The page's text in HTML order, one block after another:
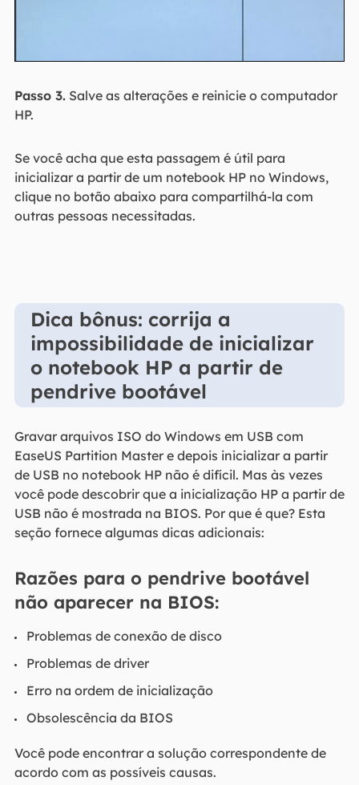
Passo 3.Salve as alterações e reinicie o computador
HP.
Se você acha que esta passagem é útil para
inicializar a partir de um notebook HP no Windows,
clique no botão abaixo para compartilhá-la com
outras pessoas necessitadas.
Dica bônus: corrija a
impossibilidade de inicializar
o notebook HP a partir de
pendrive bootável
Gravar arquivos ISO do Windows em USB com
EaseUS Partition Master e depois inicializar a partir
de USB no notebook HP não é difícil. Mas às vezes
você pode descobrir que a inicialização HP a partir de
USB não é mostrada na BIOS. Por que é que? Esta
seção fornece algumas dicas adicionais:
Razões para o pendrive bootável
não aparecer na BIOS:
Problemas de conexão de disco
Problemas de driver
Erro na ordem de inicialização
Obsolescência da BIOS
Você pode encontrar a solução correspondente de
acordo com as possíveis causas.